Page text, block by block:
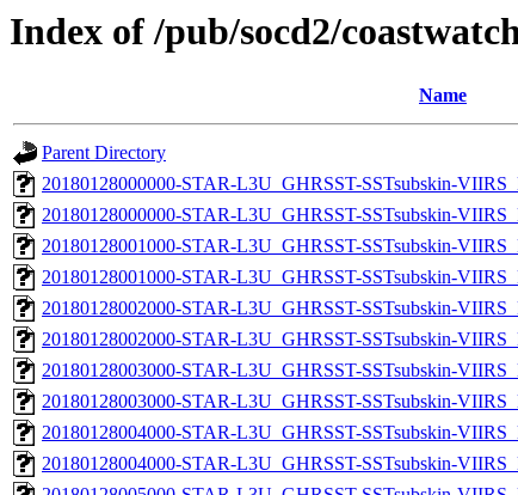
Index of /pub/socd2/
Name
Parent Directory
20180128000000-STAR-L3U_GHRSST-SSTsubskin-
20180128000000-STAR-L3U_GHRSST-SSTsubskin-
20180128001000-STAR-L3U_GHRSST-SSTsubskin-
20180128001000-STAR-L3U_GHRSST-SSTsubskin-
20180128002000-STAR-L3U_GHRSST-SSTsubskin-
20180128002000-STAR-L3U_GHRSST-SSTsubskin-
20180128003000-STAR-L3U_GHRSST-SSTsubskin-
20180128003000-STAR-L3U_GHRSST-SSTsubskin-
20180128004000-STAR-L3U_GHRSST-SSTsubskin-
20180128004000-STAR-L3U_GHRSST-SSTsubskin-